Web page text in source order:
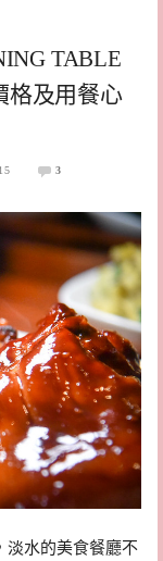
TABLE
格及用餐心
3
淡水的美食餐廳不